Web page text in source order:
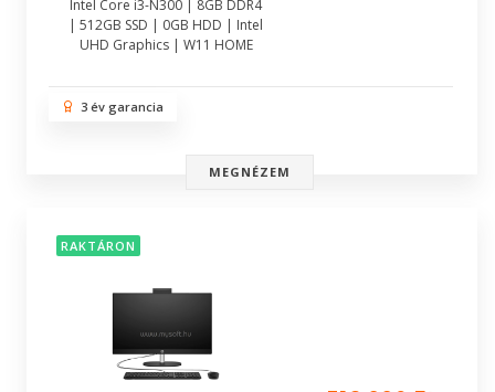
Intel Core i3-N300 | 8GB DDR4
| 512GB SSD | 0GB HDD | Intel
UHD Graphics | W11 HOME
3 év garancia
MEGNÉZEM
RAKTÁRON